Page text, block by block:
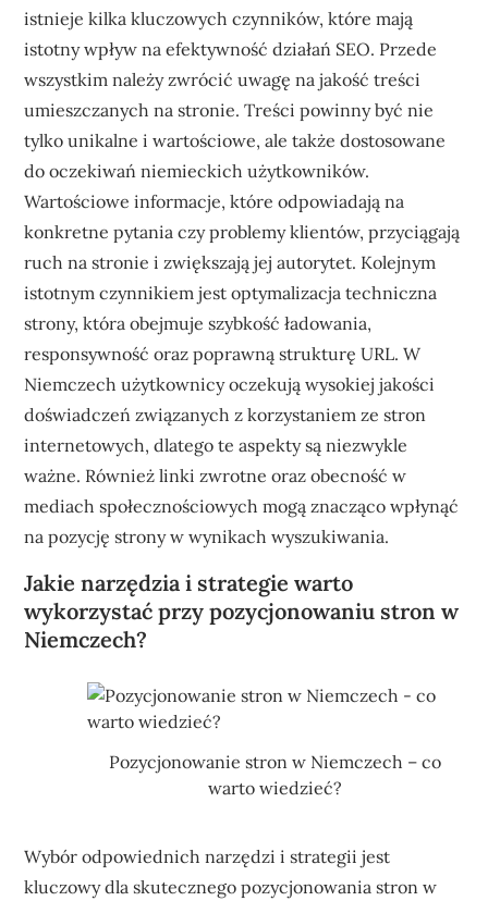
istnieje kilka kluczowych czynników, które mają
istotny wpływ na efektywność działań SEO. Przede
wszystkim należy zwrócić uwagę na jakość treści
umieszczanych na stronie. Treści powinny być nie
tylko unikalne i wartościowe, ale także dostosowane
do oczekiwań niemieckich użytkowników.
Wartościowe informacje, które odpowiadają na
konkretne pytania czy problemy klientów, przyciągają
ruch na stronie i zwiększają jej autorytet. Kolejnym
istotnym czynnikiem jest optymalizacja techniczna
strony, która obejmuje szybkość ładowania,
responsywność oraz poprawną strukturę URL. W
Niemczech użytkownicy oczekują wysokiej jakości
doświadczeń związanych z korzystaniem ze stron
internetowych, dlatego te aspekty są niezwykle
ważne. Również linki zwrotne oraz obecność w
mediach społecznościowych mogą znacząco wpłynąć
na pozycję strony w wynikach wyszukiwania.
Jakie narzędzia i strategie warto
wykorzystać przy pozycjonowaniu stron w
Niemczech?
Pozycjonowanie stron w Niemczech – co
warto wiedzieć?
Wybór odpowiednich narzędzi i strategii jest
kluczowy dla skutecznego pozycjonowania stron w